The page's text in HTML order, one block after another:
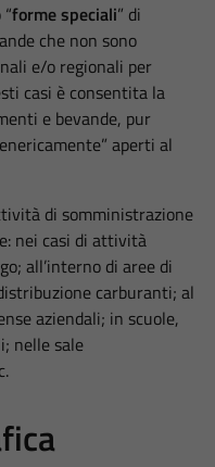
forme speciali” di
che non sono
e/o regionali per
casi è consentita la
e bevande, pur
aperti al
di somministrazione
nei casi di attività
all’interno di aree di
carburanti; al
aziendali; in scuole,
nelle sale